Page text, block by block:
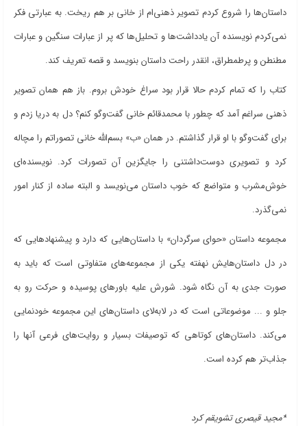
داستان‌ها را شروع کردم تصویر ذهنی‌ام از خانی بر هم ریخت. به عبارتی فکر
نمی‌کردم نویسنده آن یادداشت‌ها و تحلیل‌ها که پر از عبارات سنگین و عبارات
مطنطن و پرطمطراق، انقدر راحت داستان بنویسد و قصه تعریف کند.
کتاب را که تمام کردم حالا قرار بود سراغ خودش بروم. باز هم همان تصویر
ذهنی سراغم آمد که چطور با محمدقائم خانی گفت‌وگو کنم؟ دل به دریا زدم و
برای گفت‌وگو با او قرار گذاشتم. در همان «ب» بسم‌الله خانی تصوراتم را مچاله
کرد و تصویری دوست‌داشتنی را جایگزین آن تصورات کرد. نویسنده‌ای
خوش‌مشرب و متواضع که خوب داستان می‌نویسد و البته ساده از کنار امور
نمی‌گذرد.
مجموعه داستان «حوای سرگردان» با داستان‌هایی که دارد و پیشنهادهایی که
در دل داستان‌هایش نهفته یکی از مجموعه‌های متفاوتی است که باید به
صورت جدی به آن نگاه شود. شورش علیه باورهای پوسیده و حرکت رو به
جلو و ... موضوعاتی است که در لابه‌لای داستان‌های این مجموعه خودنمایی
می‌کند. داستان‌های کوتاهی که توصیفات بسیار و روایت‌های فرعی آنها را
جذاب‌تر هم کرده است.
*مجید قیصری تشویقم کرد